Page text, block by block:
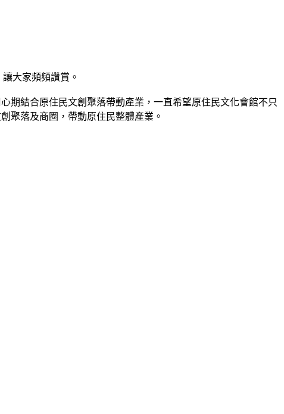
大家頻頻讚賞。
期結合原住民文創聚落帶動產業，一直希望原住民文化會館不只
聚落及商圈，帶動原住民整體產業。